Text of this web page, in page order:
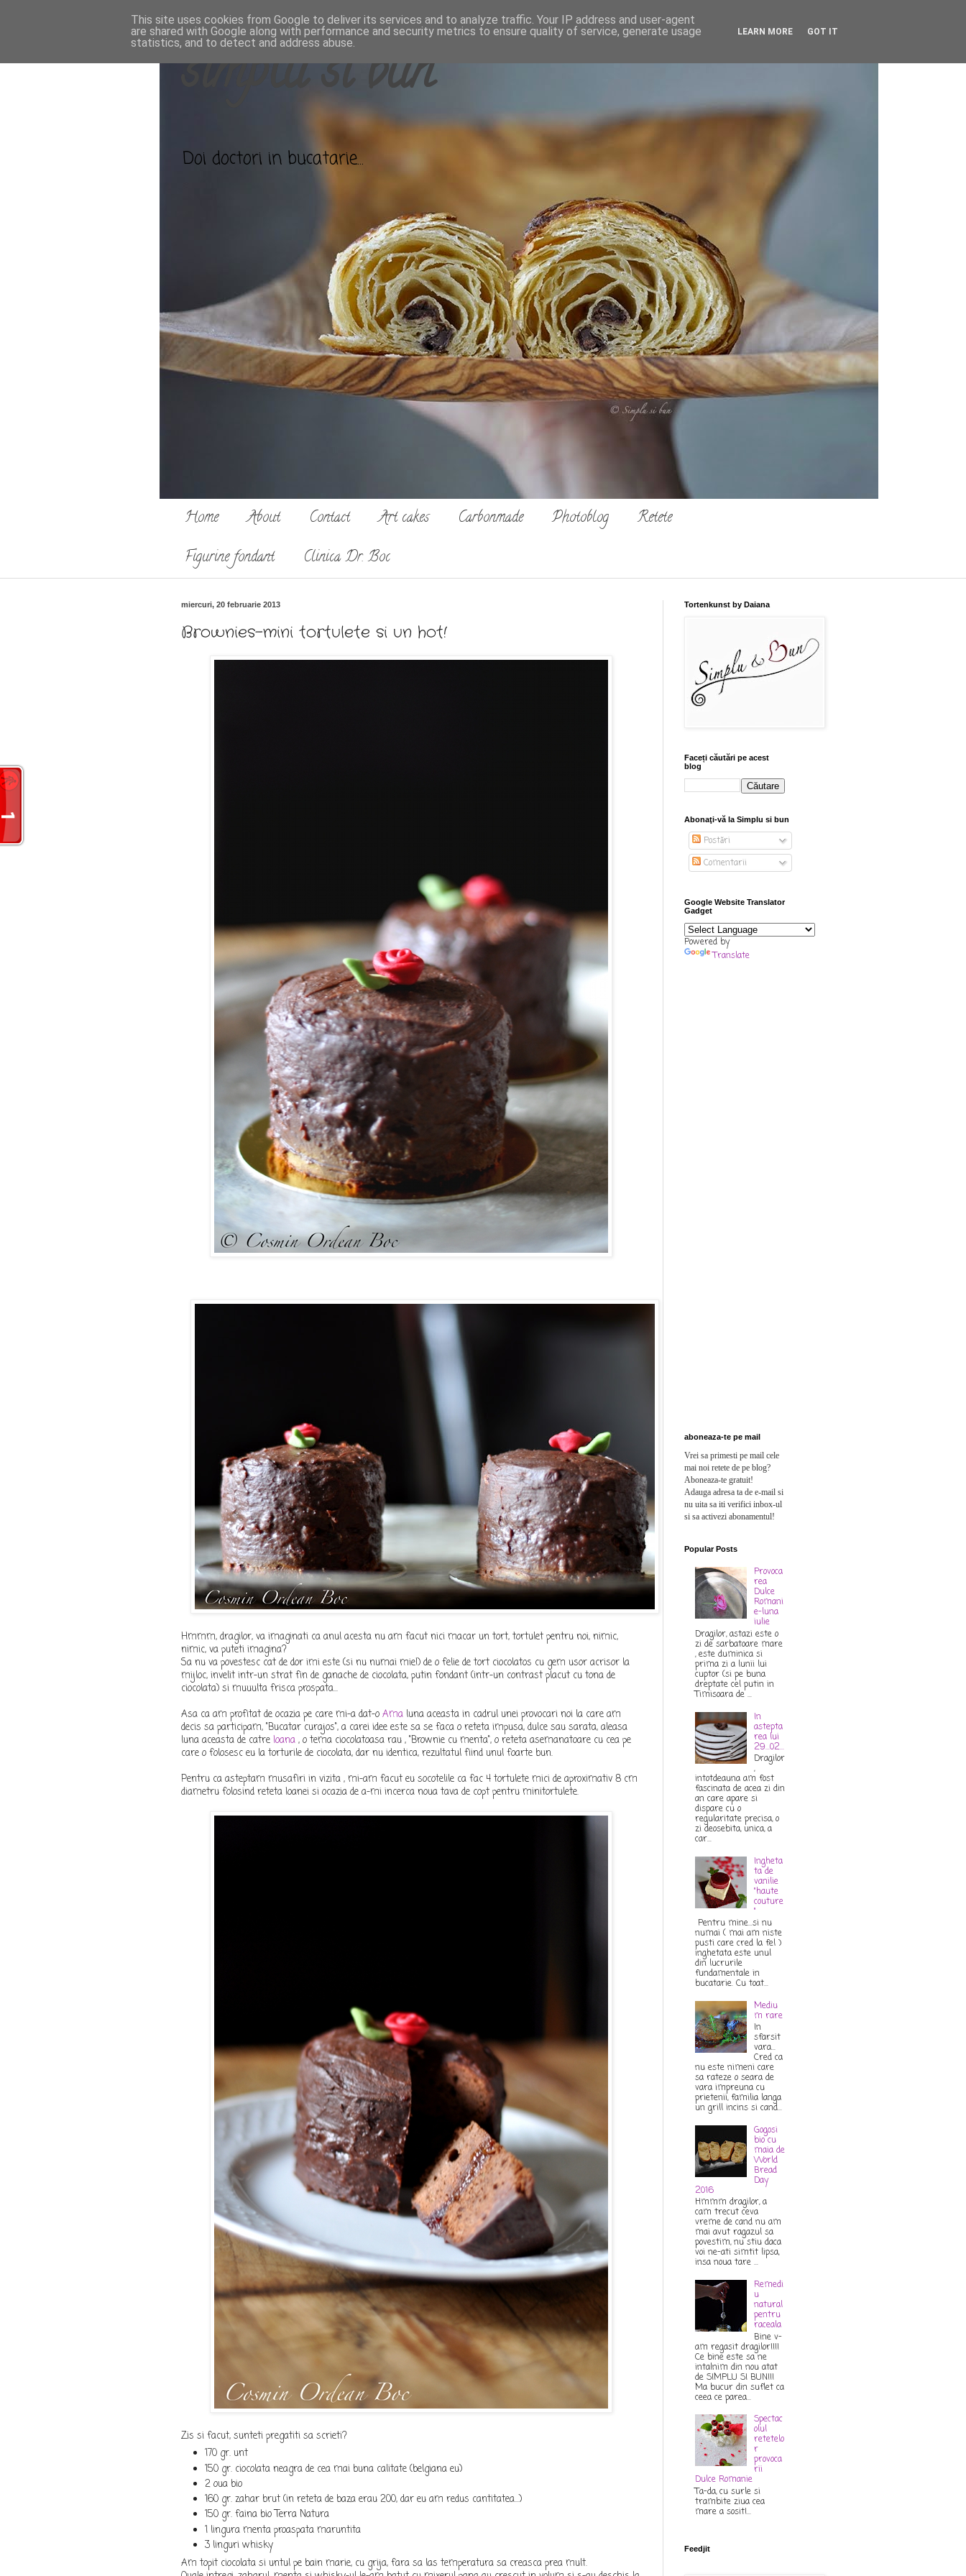
simplu si bun
Doi doctori in bucatarie...
Home About Contact Art cakes Carbonmade Photoblog
Retete
Figurine fondant
Clinica Dr. Boc
miercuri, 20 februarie 2013
Brownies-mini tortulete si un hot!
Hmmm, dragilor, va imaginati ca anul acesta nu am facut nici macar un tort, tortulet pentru noi, nimic,
nimic, va puteti imagina?
Sa nu va povestesc cat de dor imi este (si nu numai mie!) de o felie de tort ciocolatos cu gem usor acrisor la
mijloc, invelit intr-un strat fin de ganache de ciocolata, putin fondant (intr-un contrast placut cu tona de
ciocolata) si muuulta frisca prospata...
Asa ca am profitat de ocazia pe care mi-a dat-o Ama luna aceasta in cadrul unei provocari noi la care am
decis sa participam, "Bucatar curajos", a carei idee este sa se faca o reteta impusa, dulce sau sarata, aleasa
luna aceasta de catre Ioana , o tema ciocolatoasa rau , "Brownie cu menta", o reteta asemanatoare cu cea pe
care o folosesc eu la torturile de ciocolata, dar nu identica, rezultatul fiind unul foarte bun.
Pentru ca asteptam musafiri in vizita , mi-am facut eu socotelile ca fac 4 tortulete mici de aproximativ 8 cm
diametru folosind reteta Ioanei si ocazia de a-mi incerca noua tava de copt pentru minitortulete.
Zis si facut, sunteti pregatiti sa scrieti?
170 gr. unt
150 gr. ciocolata neagra de cea mai buna calitate (belgiana eu)
2 oua bio
160 gr. zahar brut (in reteta de baza erau 200, dar eu am redus cantitatea...)
150 gr. faina bio Terra Natura
1 lingura menta proaspata maruntita
3 linguri whisky
Am topit ciocolata si untul pe bain marie, cu grija, fara sa las temperatura sa creasca prea mult.
Tortenkunst by Daiana
Faceți căutări pe acest
blog
Abonaţi-vă la Simplu si bun
Postări
Comentarii
Google Website Translator
Gadget
Powered by
Translate
aboneaza-te pe mail
Vrei sa primesti pe mail cele
mai noi retete de pe blog?
Aboneaza-te gratuit!
Adauga adresa ta de e-mail si
nu uita sa iti verifici inbox-ul
si sa activezi abonamentul!
Popular Posts
Provoca
rea
Dulce
Romani
e-luna
iulie
Dragilor, astazi este o
zi de sarbatoare mare
, este duminica si
prima zi a lunii lui
cuptor (si pe buna
dreptate cel putin in
Timisoara de ...
In
astepta
rea lui
29...02...
Dragilor
,
intotdeauna am fost
fascinata de acea zi din
an care apare si
dispare cu o
regularitate precisa, o
zi deosebita, unica, a
car...
Ingheta
ta de
vanilie
"haute
couture
"
Pentru mine...si nu
numai ( mai am niste
pusti care cred la fel )
inghetata este unul
din lucrurile
fundamentale in
bucatarie. Cu toat...
Mediu
m rare
In
sfarsit
vara...
Cred ca
nu este nimeni care
sa rateze o seara de
vara impreuna cu
prietenii, familia langa
un grill incins si cand...
Gogosi
bio cu
maia de
World
Bread
Day
2016
Hmmm dragilor, a
cam trecut ceva
vreme de cand nu am
mai avut ragazul sa
povestim, nu stiu daca
voi ne-ati simtit lipsa,
insa noua tare ...
Remedi
u
natural
pentru
raceala
Bine v-
am regasit dragilor!!!!
Ce bine este sa ne
intalnim din nou atat
de SIMPLU SI BUN!!!
Ma bucur din suflet ca
ceea ce parea...
Spectac
olul
retetelo
r
provoca
rii
Dulce Romanie
Ta-da, cu surle si
trambite ziua cea
mare a sosit!...
Feedjit
This site uses cookies from Google to deliver its services and to analyze traffic. Your IP address and user-agent
are shared with Google along with performance and security metrics to ensure quality of service, generate usage
statistics, and to detect and address abuse.
LEARN MORE GOT IT